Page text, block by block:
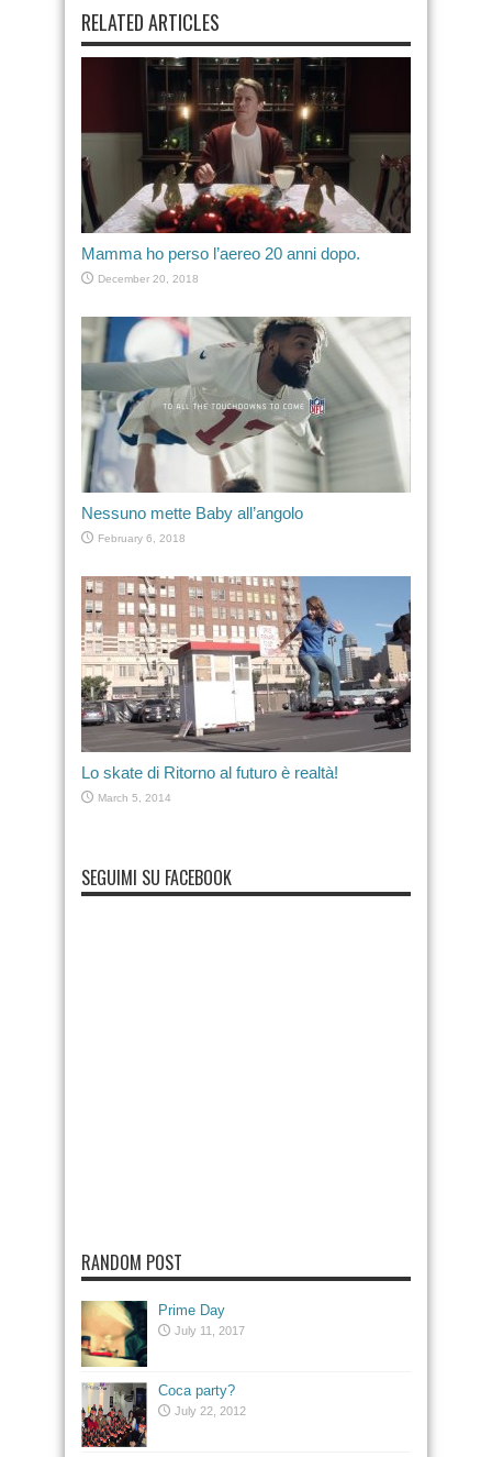
RELATED ARTICLES
Mamma ho perso l’aereo 20 anni dopo.
December 20, 2018
Nessuno mette Baby all’angolo
February 6, 2018
Lo skate di Ritorno al futuro è realtà!
March 5, 2014
SEGUIMI SU FACEBOOK
RANDOM POST
Prime Day
July 11, 2017
Coca party?
July 22, 2012